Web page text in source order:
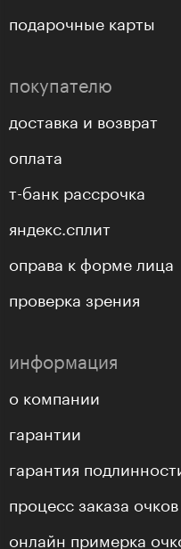
подарочные карты
покупателю
доставка и возврат
оплата
т-банк рассрочка
яндекс.сплит
оправа к форме лица
проверка зрения
информация
о компании
гарантии
гарантия
процесс заказа
онлайн примерка